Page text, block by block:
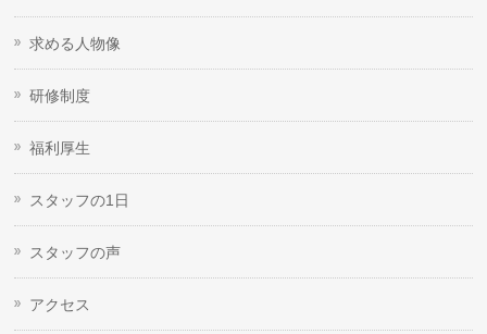
求める人物像
研修制度
福利厚生
スタッフの1日
スタッフの声
アクセス